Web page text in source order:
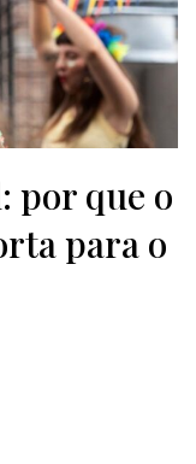
por que o
para o